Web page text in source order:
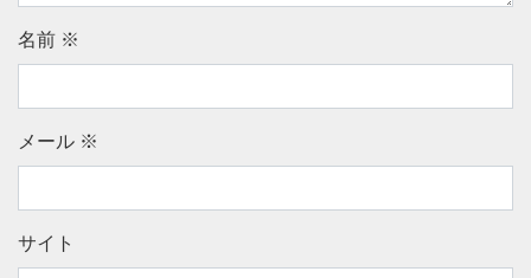
名前 ※
メール ※
サイト